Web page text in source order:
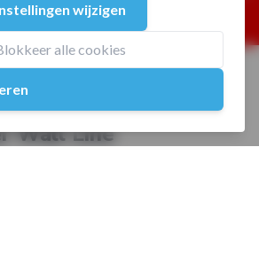
wijzigen
alle cookies
fitnesstoestellen, boksartikelen,
Verzending vanaf 19 aug.
Accessoires wandhouder Wall Line
Accessoires
Wall Line